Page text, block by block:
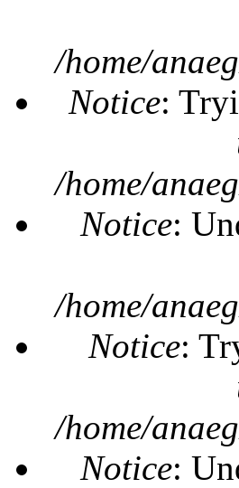
/home/
Notice:
/home/
Notice:
/home/
Notice:
/home/
Notice: